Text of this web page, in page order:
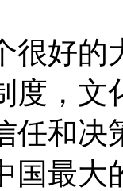
很好的
度，
任和
国最大